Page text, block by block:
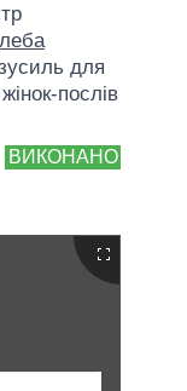
для
послів
ВИКОНАНО